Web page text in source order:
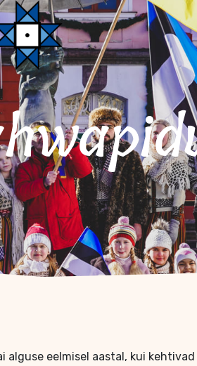
eelmisel aastal, kui